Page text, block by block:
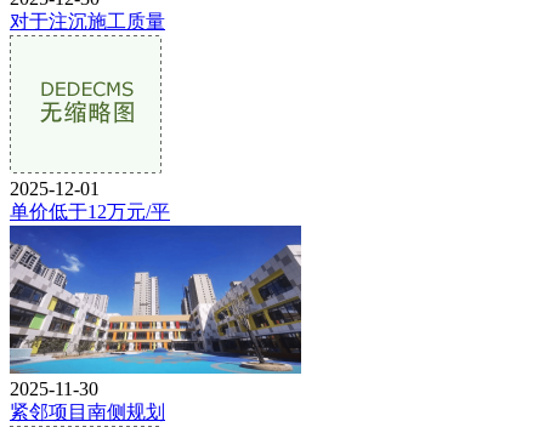
对于注沉施工质量
2025-12-01
单价低于12万元/平
2025-11-30
紧邻项目南侧规划